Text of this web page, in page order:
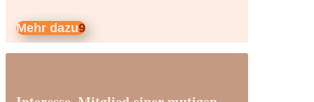
Mehr dazu